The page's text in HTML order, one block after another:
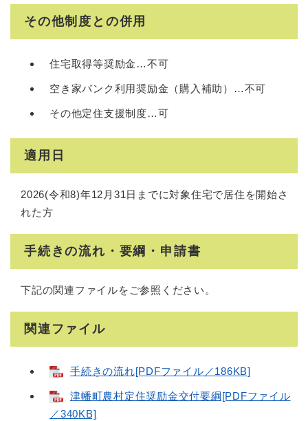
その他制度との併用
住宅取得等奨励金…不可
空き家バンク利用奨励金（購入補助）…不可
その他定住支援制度…可
適用日
2026(令和8)年12月31日までに対象住宅で居住を開始さ
れた方
手続きの流れ・要綱・申請書
下記の関連ファイルをご参照ください。
関連ファイル
手続きの流れ[PDFファイル／186KB]
津幡町農村定住奨励金交付要綱[PDFファイル
／340KB]